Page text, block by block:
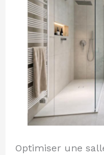
Optimiser une